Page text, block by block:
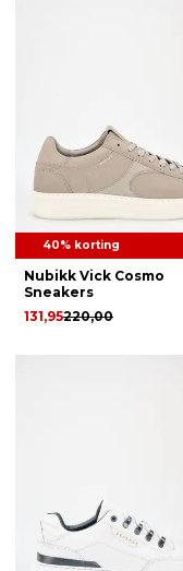
40% korting
Nubikk Vick Cosmo
Sneakers
220,00
131,95